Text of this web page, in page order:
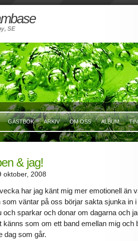
SE
GÄSTBOK ARKIV OM OSS ALBUM
& jag!
oktober, 2008
har jag känt mig mer emotionell än
som väntar på oss börjar sakta sjunka in
och sparkar och donar om dagarna och
känns som om ett band emellan mig och
dag som går.